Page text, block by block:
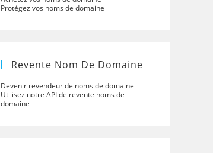
Protégez vos noms de domaine
Revente Nom De Domaine
Devenir revendeur de noms de domaine
Utilisez notre API de revente noms de
domaine